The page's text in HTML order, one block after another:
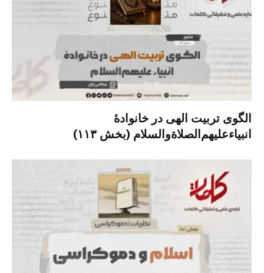
الگوی تربیت الهی در خانوادۀ
انبیاءعلیهم‌الصلاةو‌السلام (بخش ۱۱۳)